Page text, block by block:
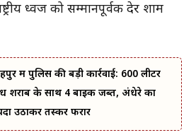
ध्वज को सम्मानपूर्वक देर शाम
में पुलिस की बड़ी कार्रवाई: 600 लीटर
शराब के साथ 4 बाइक जब्त, अंधेरे का
उठाकर तस्कर फरार